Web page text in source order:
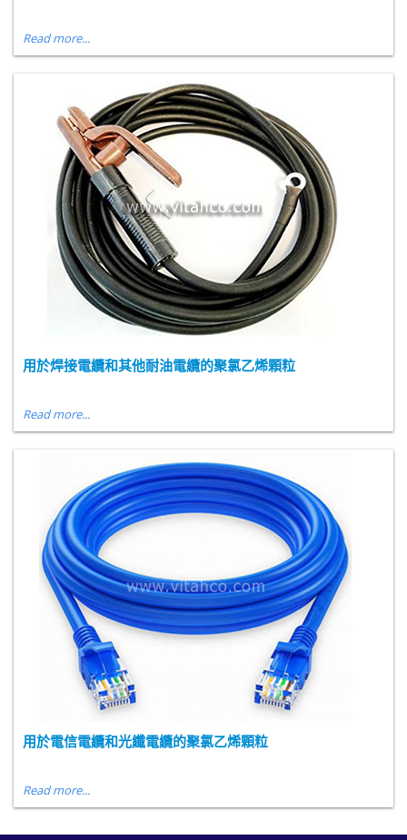
Read more...
用於焊接電纜和其他耐油電纜的聚氯乙烯顆粒
Read more...
用於電信電纜和光纖電纜的聚氯乙烯顆粒
Read more...